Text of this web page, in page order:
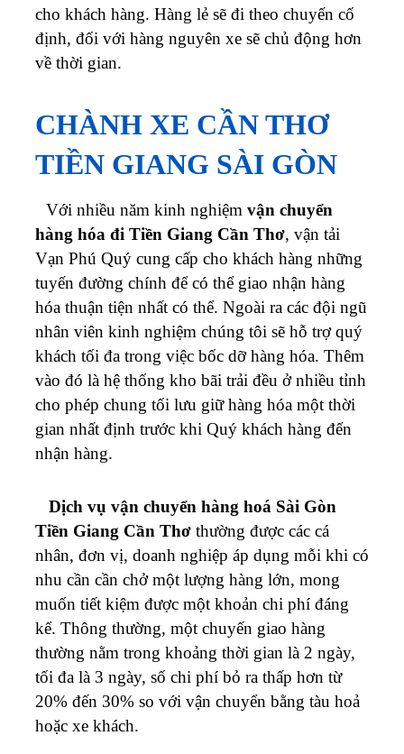
cho khách hàng. Hàng lẻ sẽ đi theo chuyến cố
định, đối với hàng nguyên xe sẽ chủ động hơn
về thời gian.
CHÀNH XE CẦN THƠ
TIỀN GIANG SÀI GÒN
Với nhiều năm kinh nghiệm vận chuyển
hàng hóa đi Tiền Giang Cần Thơ, vận tải
Vạn Phú Quý cung cấp cho khách hàng những
tuyến đường chính để có thể giao nhận hàng
hóa thuận tiện nhất có thể. Ngoài ra các đội ngũ
nhân viên kinh nghiệm chúng tôi sẽ hỗ trợ quý
khách tối đa trong việc bốc dỡ hàng hóa. Thêm
vào đó là hệ thống kho bãi trải đều ở nhiều tỉnh
cho phép chung tối lưu giữ hàng hóa một thời
gian nhất định trước khi Quý khách hàng đến
nhận hàng.
Dịch vụ vận chuyển hàng hoá Sài Gòn
Tiền Giang Cần Thơ thường được các cá
nhân, đơn vị, doanh nghiệp áp dụng mỗi khi có
nhu cần cần chở một lượng hàng lớn, mong
muốn tiết kiệm được một khoản chi phí đáng
kể. Thông thường, một chuyến giao hàng
thường nằm trong khoảng thời gian là 2 ngày,
tối đa là 3 ngày, số chi phí bỏ ra thấp hơn từ
20% đến 30% so với vận chuyển bằng tàu hoả
hoặc xe khách.